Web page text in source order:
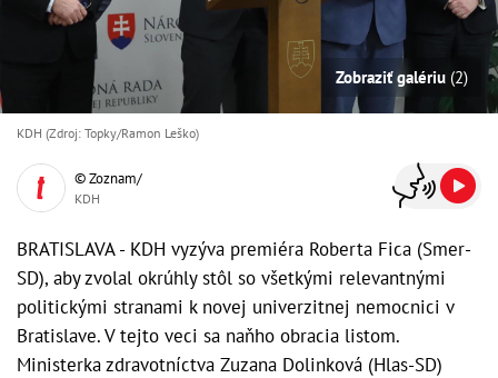
Zobraziť galériu (2)
KDH (Zdroj: Topky/Ramon Leško)
© Zoznam/
KDH
BRATISLAVA - KDH vyzýva premiéra Roberta Fica (Smer-
SD), aby zvolal okrúhly stôl so všetkými relevantnými
politickými stranami k novej univerzitnej nemocnici v
Bratislave. V tejto veci sa naňho obracia listom.
Ministerka zdravotníctva Zuzana Dolinková (Hlas-SD)